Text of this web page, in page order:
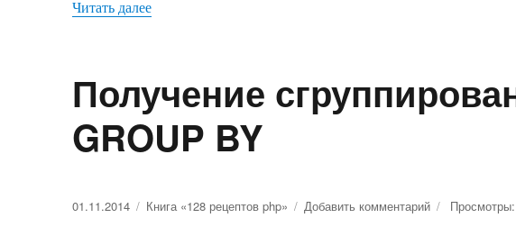
Читать далее
Получение
GROUP BY
Опубликовано
01.11.2014 Рубрики
Книга «128 рецептов php» Добавить комментарий